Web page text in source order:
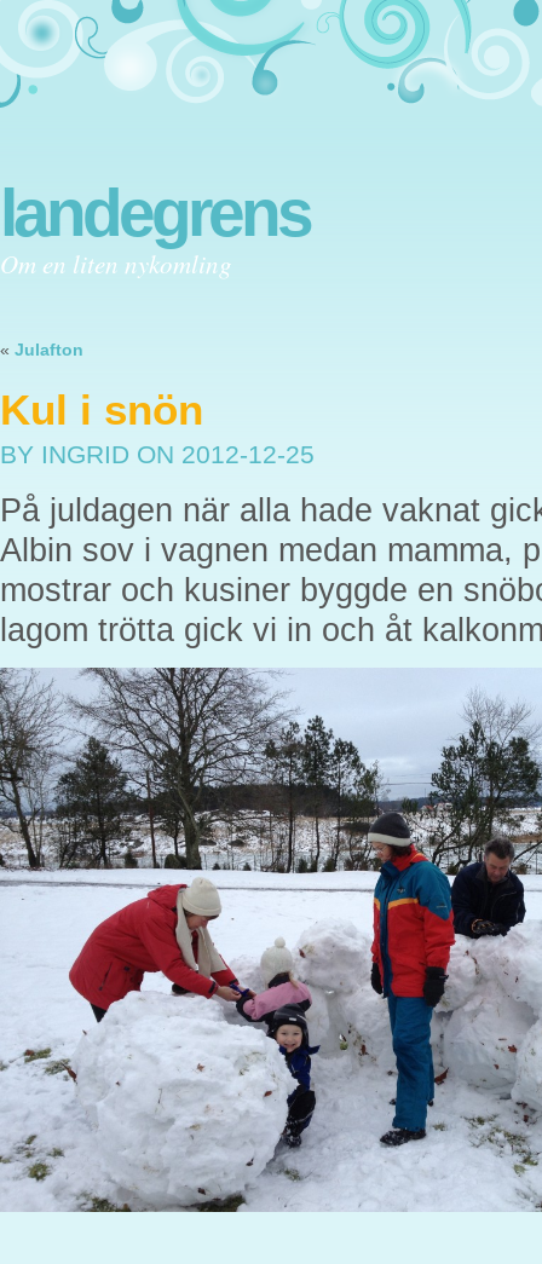
landegrens
Om en liten nykomling
« Julafton
Kul i snön
BY INGRID ON 2012-12-25
På juldagen när alla hade vaknat
Albin sov i vagnen medan mamma,
mostrar och kusiner byggde en
lagom trötta gick vi in och åt